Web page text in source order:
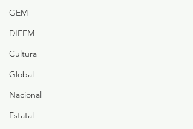
GEM
DIFEM
Cultura
Global
Nacional
Estatal